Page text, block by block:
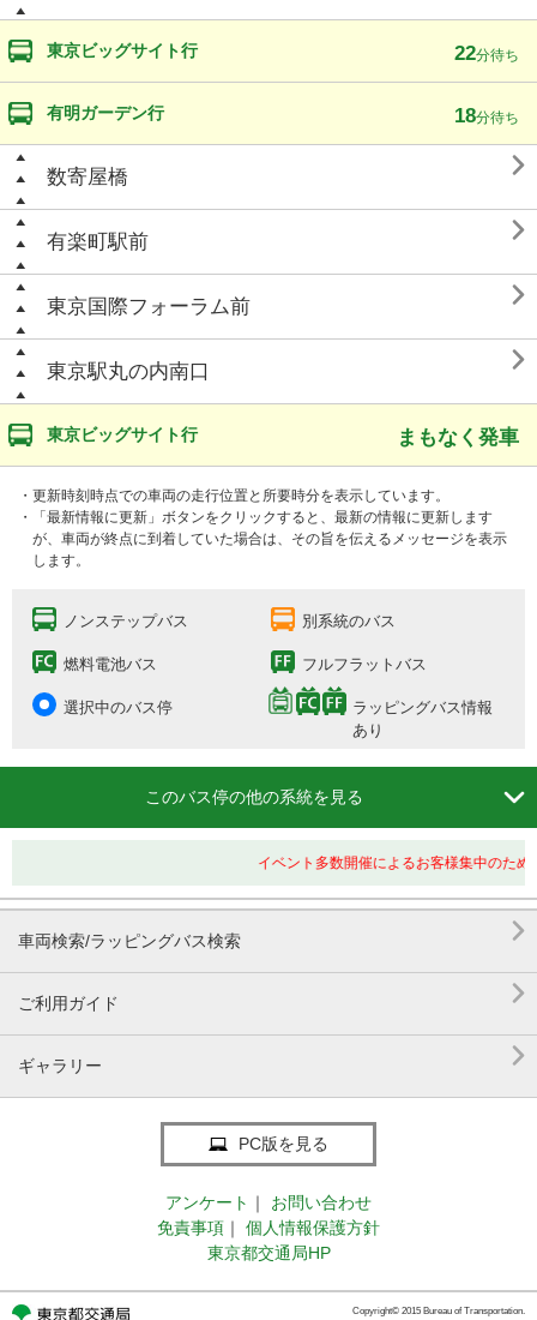
東京ビッグサイト行 22分待ち
有明ガーデン行 18分待ち
数寄屋橋 
有楽町駅前 
東京国際フォーラム前 
東京駅丸の内南口 
東京ビッグサイト行 まもなく発車
・更新時刻時点での車両の走行位置と所要時分を表示しています。
・「最新情報に更新」ボタンをクリックすると、最新の情報に更新します
が、車両が終点に到着していた場合は、その旨を伝えるメッセージを表示
します。
ノンステップバス 別系統のバス
燃料電池バス フルフラットバス
選択中のバス停
ラッピングバス情報
あり
このバス停の他の系統を見る 
イベント多数開催によるお客様集中のため
車両検索/ラッピングバス検索 
ご利用ガイド 
ギャラリー 
PC版を見る
アンケート ｜
お問い合わせ
免責事項 ｜
個人情報保護方針
東京都交通局HP
Copyright© 2015 Bureau of Transportation.